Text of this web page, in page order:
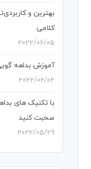
بهترین و
کلامی
2022/06/05
آموزش بداهه
2022/06/02
با تکنیک های
صحبت کنید
2022/05/29